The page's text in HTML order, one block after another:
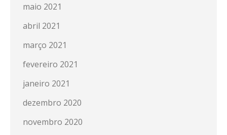
maio 2021
abril 2021
março 2021
fevereiro 2021
janeiro 2021
dezembro 2020
novembro 2020